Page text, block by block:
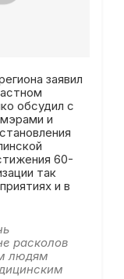
заявил
обсудил с
и
60-
так
и в
расколов
людям